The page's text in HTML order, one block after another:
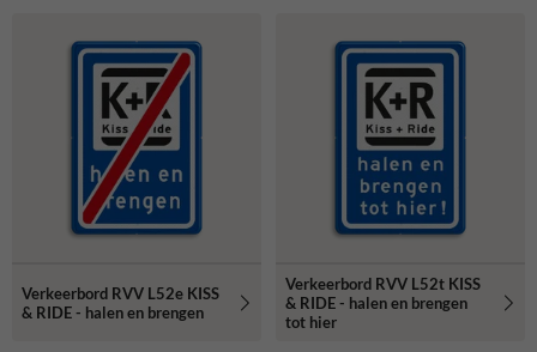
Verkeerbord RVV L52e KISS
& RIDE - halen en brengen
Verkeerbord RVV L52t KISS
& RIDE - halen en brengen
tot hier